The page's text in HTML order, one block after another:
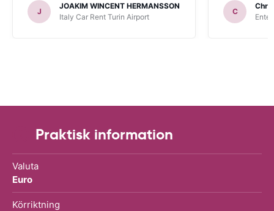
J
JOAKIM WINCENT HERMANSSON
Italy Car Rent Turin Airport
C
Praktisk information
Valuta
Euro
Körriktning